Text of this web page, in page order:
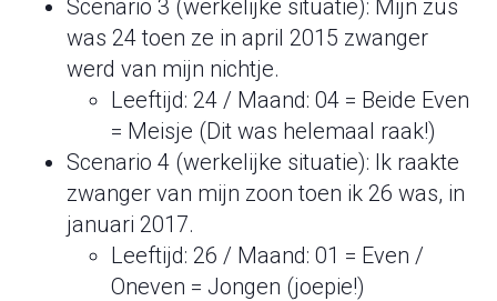
Scenario 3 (werkelijke situatie): Mijn zus
was 24 toen ze in april 2015 zwanger
werd van mijn nichtje.
Leeftijd: 24 / Maand: 04 = Beide Even
= Meisje (Dit was helemaal raak!)
Scenario 4 (werkelijke situatie): Ik raakte
zwanger van mijn zoon toen ik 26 was, in
januari 2017.
Leeftijd: 26 / Maand: 01 = Even /
Oneven = Jongen (joepie!)